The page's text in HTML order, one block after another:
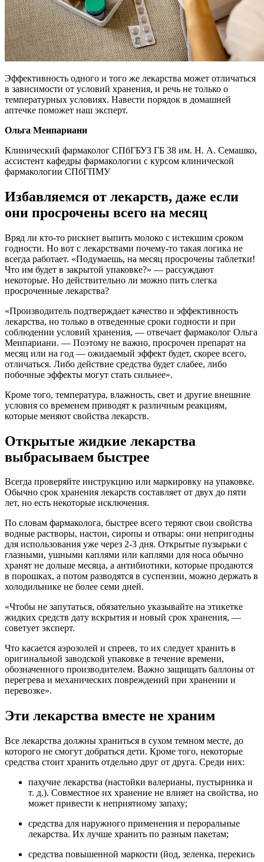
Эффективность одного и того же лекарства может отличаться
в зависимости от условий хранения, и речь не только о
температурных условиях. Навести порядок в домашней
аптечке поможет наш эксперт.
Ольга Меипариани
Клинический фармаколог СПбГБУЗ ГБ 38 им. Н. А. Семашко,
ассистент кафедры фармакологии с курсом клинической
фармакологии СПбГПМУ
Избавляемся от лекарств, даже если
они просрочены всего на месяц
Вряд ли кто-то рискнет выпить молоко с истекшим сроком
годности. Но вот с лекарствами почему-то такая логика не
всегда работает. «Подумаешь, на месяц просрочены таблетки!
Что им будет в закрытой упаковке?» — рассуждают
некоторые. Но действительно ли можно пить слегка
просроченные лекарства?
«Производитель подтверждает качество и эффективность
лекарства, но только в отведенные сроки годности и при
соблюдении условий хранения, — отвечает фармаколог Ольга
Меипариани. — Поэтому не важно, просрочен препарат на
месяц или на год — ожидаемый эффект будет, скорее всего,
отличаться. Либо действие средства будет слабее, либо
побочные эффекты могут стать сильнее».
Кроме того, температура, влажность, свет и другие внешние
условия со временем приводят к различным реакциям,
которые меняют свойства лекарств.
Открытые жидкие лекарства
выбрасываем быстрее
Всегда проверяйте инструкцию или маркировку на упаковке.
Обычно срок хранения лекарств составляет от двух до пяти
лет, но есть некоторые исключения.
По словам фармаколога, быстрее всего теряют свои свойства
водные растворы, настои, сиропы и отвары: они непригодны
для использования уже через 2-3 дня. Открытые пузырьки с
глазными, ушными каплями или каплями для носа обычно
хранят не дольше месяца, а антибиотики, которые продаются
в порошках, а потом разводятся в суспензии, можно держать в
холодильнике не более семи дней.
«Чтобы не запутаться, обязательно указывайте на этикетке
жидких средств дату вскрытия и новый срок хранения, —
советует эксперт.
Что касается аэрозолей и спреев, то их следует хранить в
оригинальной заводской упаковке в течение времени,
обозначенного производителем. Важно защищать баллоны от
перегрева и механических повреждений при хранении и
перевозке».
Эти лекарства вместе не храним
Все лекарства должны храниться в сухом темном месте, до
которого не смогут добраться дети. Кроме того, некоторые
средства стоит хранить отдельно друг от друга. Среди них:
пахучие лекарства (настойки валерианы, пустырника и
т. д.). Совместное их хранение не влияет на свойства, но
может привести к неприятному запаху;
средства для наружного применения и пероральные
лекарства. Их лучше хранить по разным пакетам;
средства повышенной маркости (йод, зеленка, перекись